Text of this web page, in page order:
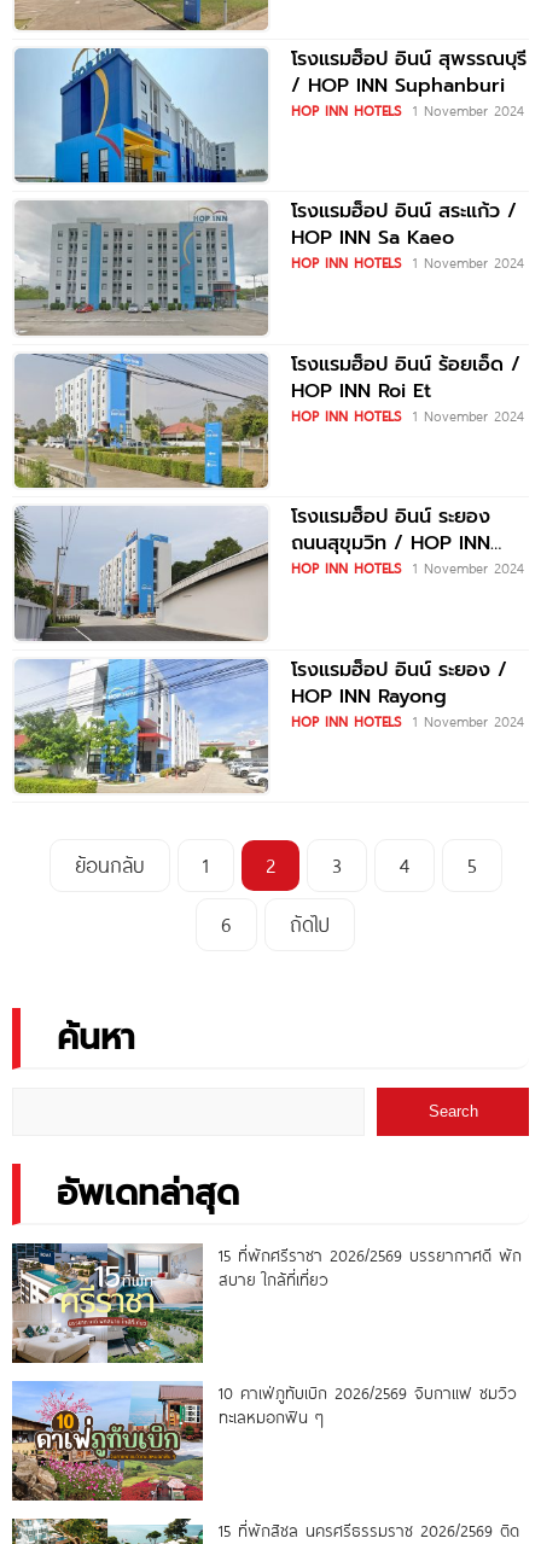
โรงแรมฮ็อป อินน์ สุพรรณบุรี
/ HOP INN Suphanburi
HOP INN HOTELS 1 November 2024
โรงแรมฮ็อป อินน์ สระแก้ว /
HOP INN Sa Kaeo
HOP INN HOTELS 1 November 2024
โรงแรมฮ็อป อินน์ ร้อยเอ็ด /
HOP INN Roi Et
HOP INN HOTELS 1 November 2024
โรงแรมฮ็อป อินน์ ระยอง
ถนนสุขุมวิท / HOP INN
Rayong Sukhumvit Road
HOP INN HOTELS 1 November 2024
โรงแรมฮ็อป อินน์ ระยอง /
HOP INN Rayong
HOP INN HOTELS 1 November 2024
ย้อนกลับ 1 2 3 4
5
6
ถัดไป
ค้นหา
Search
อัพเดทล่าสุด
15 ที่พักศรีราชา 2026/2569 บรรยากาศดี พัก
สบาย ใกล้ที่เที่ยว
10 คาเฟ่ภูทับเบิก 2026/2569 จิบกาแฟ ชมวิว
ทะเลหมอกฟิน ๆ
15 ที่พักสิชล นครศรีธรรมราช 2026/2569 ติด